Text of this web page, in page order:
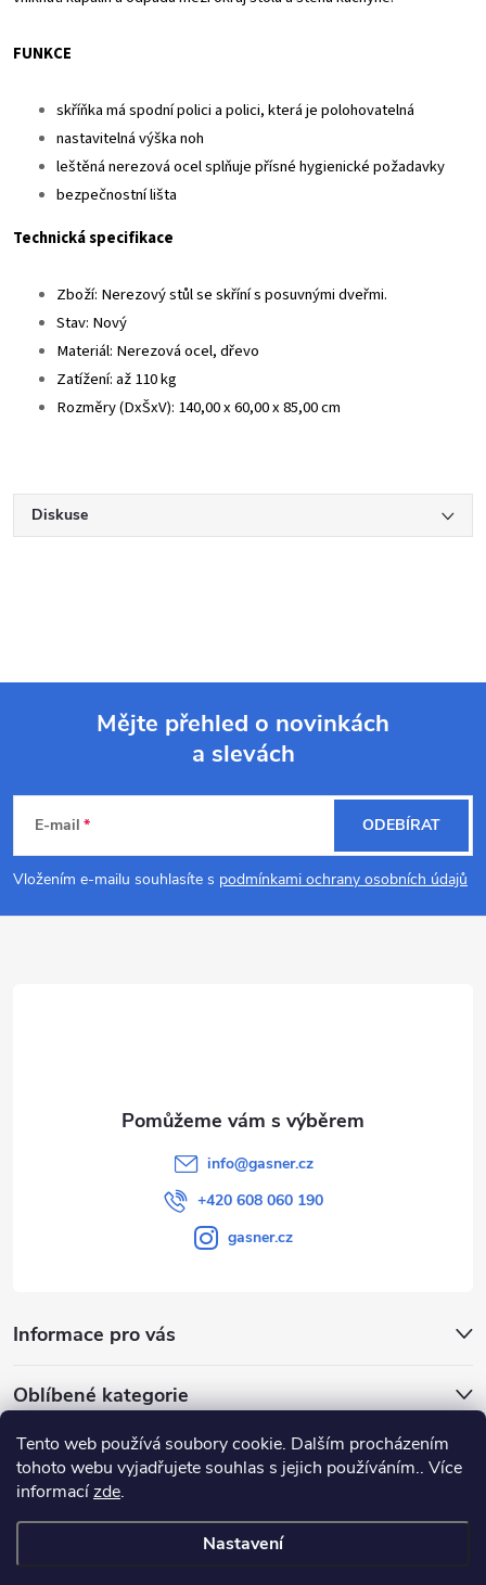
Tento web používá soubory cookie. Dalším procházením
tohoto webu vyjadřujete souhlas s jejich používáním.. Více
informacízde.
Nastavení
FUNKCE
skříňka má spodní polici a polici, která je polohovatelná
nastavitelná výška noh
leštěná nerezová ocel splňuje přísné hygienické požadavky
bezpečnostní lišta
Technická specifikace
Zboží: Nerezový stůl se skříní s posuvnými dveřmi.
Stav: Nový
Materiál: Nerezová ocel, dřevo
Zatížení: až 110 kg
Rozměry (DxŠxV): 140,00 x 60,00 x 85,00 cm
Diskuse
p
a
Mějte přehled o novinkách
a slevách
E-mail
Vložením e-mailu souhlasíte s podmínkami ochrany osobních údajů
ODEBÍRAT
info@gasner.cz
+420 608 060 190
gasner.cz
Informace pro vás
Oblíbené kategorie
Přijímáme online platby